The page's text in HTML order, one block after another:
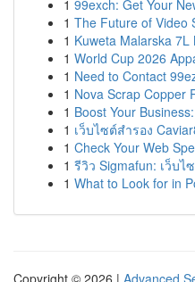
1 99exch: Get Your
1 The Future of Video
1 Kuweta Malarska
1 World Cup 2026
1 Need to Contact
1 Nova Scrap Copper
1 Boost Your
1 เว็บไซต์สำรอง
1 Check Your Web
1 รีวิว Sigmafun: เว็บ
1 What to Look for in
Copyright © 2026 | Advanced